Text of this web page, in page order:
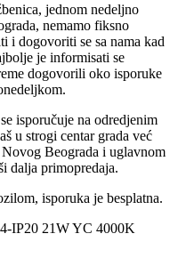
jednom nedeljno
nemamo fiksno
i dogovoriti se sa nama kad
je informisati se
dogovorili oko isporuke
isporučuje na odredjenim
u strogi centar grada već
Beograda i uglavnom
dalja primopredaja.
isporuka je besplatna.
IP20 21W YC 4000K